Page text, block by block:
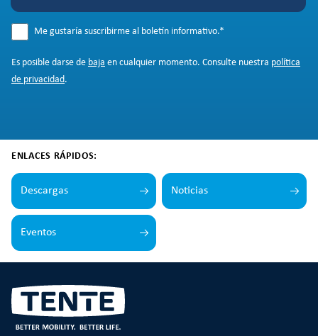
Me gustaría suscribirme al boletín informativo.*
Es posible darse de baja en cualquier momento. Consulte nuestra política
de privacidad.
ENLACES RÁPIDOS:
Descargas Noticias
Eventos